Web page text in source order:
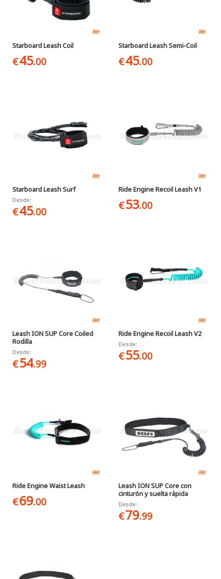
Starboard Leash Coil
€45.00
Starboard Leash Semi-Coil
€45.00
Starboard Leash Surf
Desde:
€45.00
Ride Engine Recoil Leash V1
€53.00
Leash ION SUP Core Coiled
Rodilla
Desde:
€54.99
Ride Engine Recoil Leash V2
Desde:
€55.00
Ride Engine Waist Leash
€69.00
Leash ION SUP Core con
cinturón y suelta rápida
Desde:
€79.99